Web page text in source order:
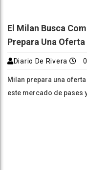
El Milan Busca
Prepara Una Oferta
Diario De Rivera
Milan prepara una
este mercado de pases